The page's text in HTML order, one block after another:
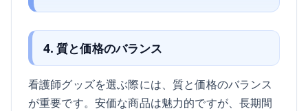
4. 質と価格のバランス
看護師グッズを選ぶ際には、質と価格のバランス
が重要です。安価な商品は魅力的ですが、長期間